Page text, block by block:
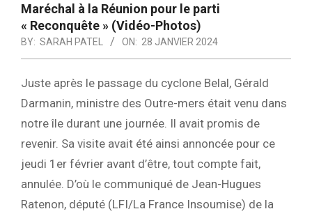
Maréchal à la Réunion pour le parti
« Reconquête » (Vidéo-Photos)
BY: SARAH PATEL ON: 28 JANVIER 2024
Juste après le passage du cyclone Belal, Gérald
Darmanin, ministre des Outre-mers était venu dans
notre île durant une journée. Il avait promis de
revenir. Sa visite avait été ainsi annoncée pour ce
jeudi 1er février avant d’être, tout compte fait,
annulée. D’où le communiqué de Jean-Hugues
Ratenon, député (LFI/La France Insoumise) de la